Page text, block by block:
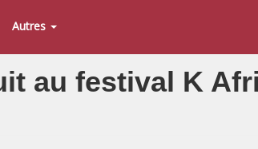
Autres
au festival K